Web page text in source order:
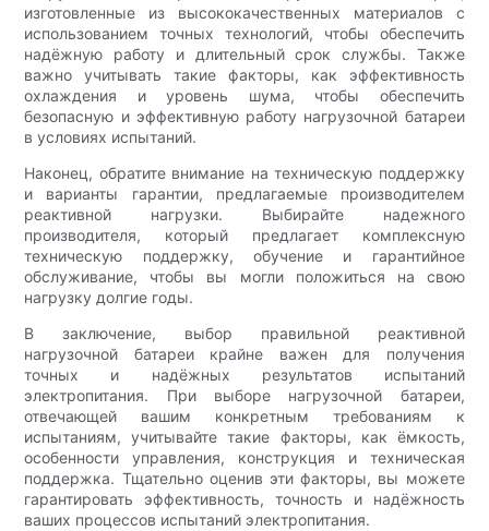
изготовленные из высококачественных материалов с
использованием точных технологий, чтобы обеспечить
надёжную работу и длительный срок службы. Также
важно учитывать такие факторы, как эффективность
охлаждения и уровень шума, чтобы обеспечить
безопасную и эффективную работу нагрузочной батареи
в условиях испытаний.
Наконец, обратите внимание на техническую поддержку
и варианты гарантии, предлагаемые производителем
реактивной нагрузки. Выбирайте надежного
производителя, который предлагает комплексную
техническую поддержку, обучение и гарантийное
обслуживание, чтобы вы могли положиться на свою
нагрузку долгие годы.
В заключение, выбор правильной реактивной
нагрузочной батареи крайне важен для получения
точных и надёжных результатов испытаний
электропитания. При выборе нагрузочной батареи,
отвечающей вашим конкретным требованиям к
испытаниям, учитывайте такие факторы, как ёмкость,
особенности управления, конструкция и техническая
поддержка. Тщательно оценив эти факторы, вы можете
гарантировать эффективность, точность и надёжность
ваших процессов испытаний электропитания.